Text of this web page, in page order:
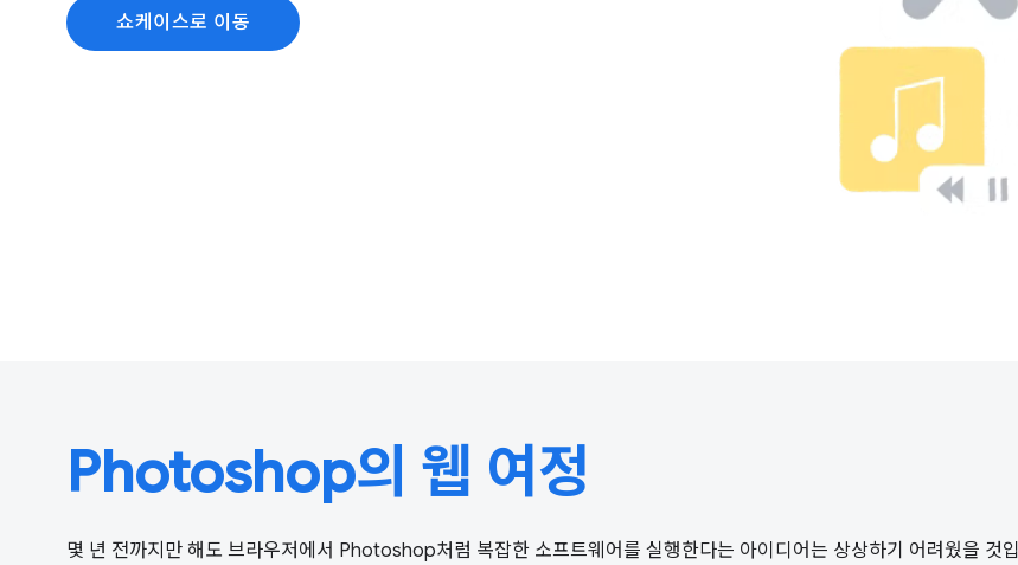
쇼케이스로 이동
Photoshop의 웹 여정
몇 년 전까지만 해도 브라우저에서 Photoshop처럼 복잡한 소프트웨어를 실행한다는 아이디어는 상상하기 어려웠을 것입